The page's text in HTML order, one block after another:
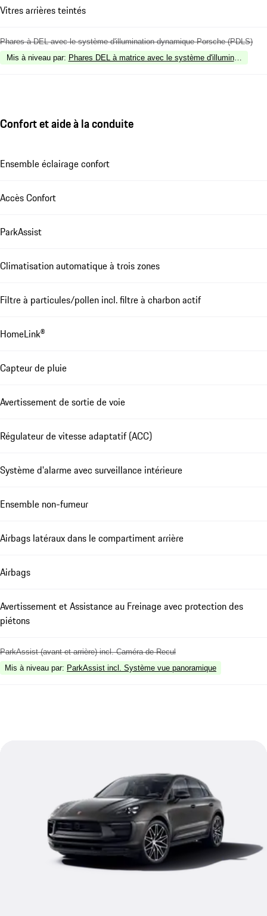
Vitres arrières teintés
Phares à DEL avec le système d'illumination dynamique Porsche (PDLS)
Mis à niveau par: Phares DEL à matrice avec le système d'illumination
Confort et aide à la conduite
Ensemble éclairage confort
Accès Confort
ParkAssist
Climatisation automatique à trois zones
Filtre à particules/pollen incl. filtre à charbon actif
HomeLink®
Capteur de pluie
Avertissement de sortie de voie
Régulateur de vitesse adaptatif (ACC)
Système d'alarme avec surveillance intérieure
Ensemble non-fumeur
Airbags latéraux dans le compartiment arrière
Airbags
Avertissement et Assistance au Freinage avec protection des
piétons
ParkAssist (avant et arrière) incl. Caméra de Recul
Mis à niveau par: ParkAssist incl. Système vue panoramique